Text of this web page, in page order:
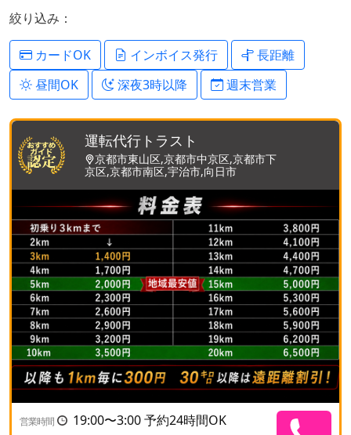
絞り込み：
カードOK インボイス発行
長距離
昼間OK
深夜3時以降 週末営業
運転代行トラスト
京都市東山区,京都市中京区,京都市下
京区,京都市南区,宇治市,向日市
営業時間
19:00〜3:00 予約24時間OK